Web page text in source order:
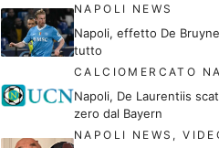
NAPOLI NEWS
Napoli, effetto De
tutto
CALCIOMERCATO
Napoli, De Laurentiis
zero dal Bayern
NAPOLI NEWS ,